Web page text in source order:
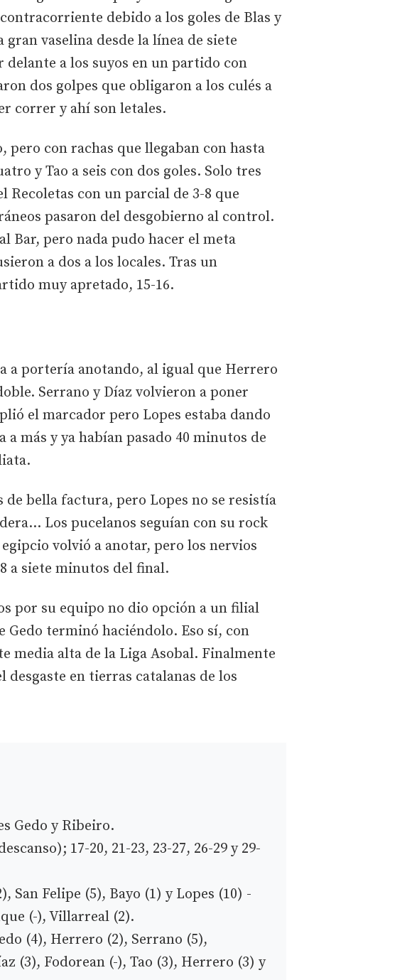
debido a los goles de Blas y
vaselina desde la línea de siete
a los suyos en un partido con
dos golpes que obligaron a los culés a
correr y ahí son letales.
con rachas que llegaban con hasta
y Tao a seis con dos goles. Solo tres
Recoletas con un parcial de 3-8 que
pasaron del desgobierno al control.
Bar, pero nada pudo hacer el meta
a dos a los locales. Tras un
muy apretado, 15-16.
a portería anotando, al igual que Herrero
Serrano y Díaz volvieron a poner
el marcador pero Lopes estaba dando
más y ya habían pasado 40 minutos de
de bella factura, pero Lopes no se resistía
Los pucelanos seguían con su rock
volvió a anotar, pero los nervios
a siete minutos del final.
por su equipo no dio opción a un filial
terminó haciéndolo. Eso sí, con
media alta de la Liga Asobal. Finalmente
desgaste en tierras catalanas de los
Gedo y Ribeiro.
17-20, 21-23, 23-27, 26-29 y 29-
San Felipe (5), Bayo (1) y Lopes (10) -
(-), Villarreal (2).
(4), Herrero (2), Serrano (5),
(3), Fodorean (-), Tao (3), Herrero (3) y